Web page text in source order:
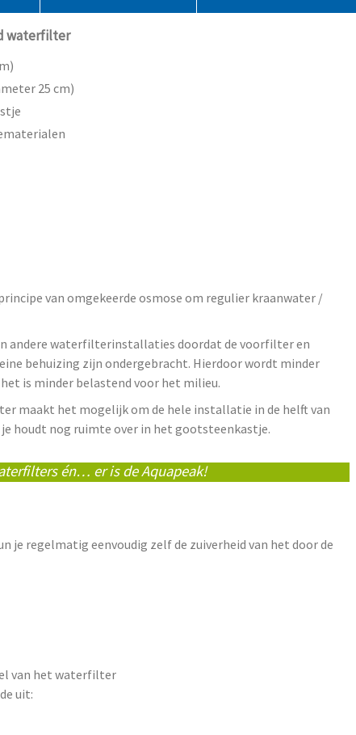
waterfilter
)
25 cm)
van omgekeerde osmose om regulier kraanwater /
andere waterfilterinstallaties doordat de voorfilter en
behuizing zijn ondergebracht. Hierdoor wordt minder
is minder belastend voor het milieu.
maakt het mogelijk om de hele installatie in de helft van
houdt nog ruimte over in het gootsteenkastje.
én… er is de Aquapeak!
je regelmatig eenvoudig zelf de zuiverheid van het door de
van het waterfilter
uit: